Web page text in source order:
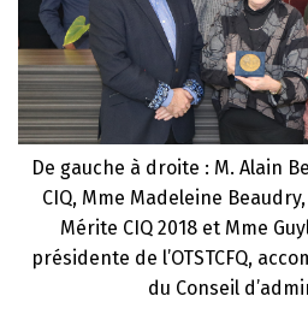
De gauche à droite : M. Alain
CIQ, Mme Madeleine
Mérite CIQ 2018 et Mme
présidente de l’OTSTCFQ,
du Conseil